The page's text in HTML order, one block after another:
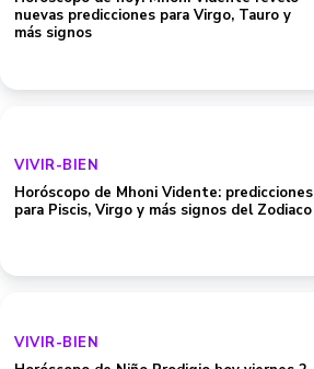
nuevas predicciones para Virgo, Tauro y
más signos
VIVIR-BIEN
Horóscopo de Mhoni Vidente: predicciones
para Piscis, Virgo y más signos del Zodiaco
VIVIR-BIEN